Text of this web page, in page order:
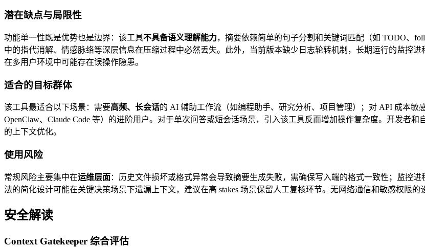
潜在缺点与局限性
功能单一性既是优势也是边界：该工具不具备语义理解能力，摘要依赖简单的句子分割和关键词匹配（如 TODO、
中的指代消解、情感脉络等深层信息在压缩过程中必然丢失。此外，当前版本缺少日志轮转机制，长期运行的监控
在多用户环境中可能存在误操作隐患。
适合的目标群体
该工具最适合以下场景：需要高频、长会话的 AI 辅助工作流（如编程助手、研究分析、项目管理）；对 API 成本
OpenClaw、Claude Code 等）的进阶用户。对于单次问答或短会话场景，引入该工具反而增加操作复杂度。开发者
的上下文优化。
使用风险
常规风险主要集中在运维层面：历史文件损坏或格式异常会导致摘要生成失败，需确保写入端的格式一致性；监控
法的简化设计可能在关键决策场景下遗漏上下文，建议在高 stakes 场景保留人工复核环节。无网络通信和敏感权限的
安全解读
Context Gatekeeper 综合评估